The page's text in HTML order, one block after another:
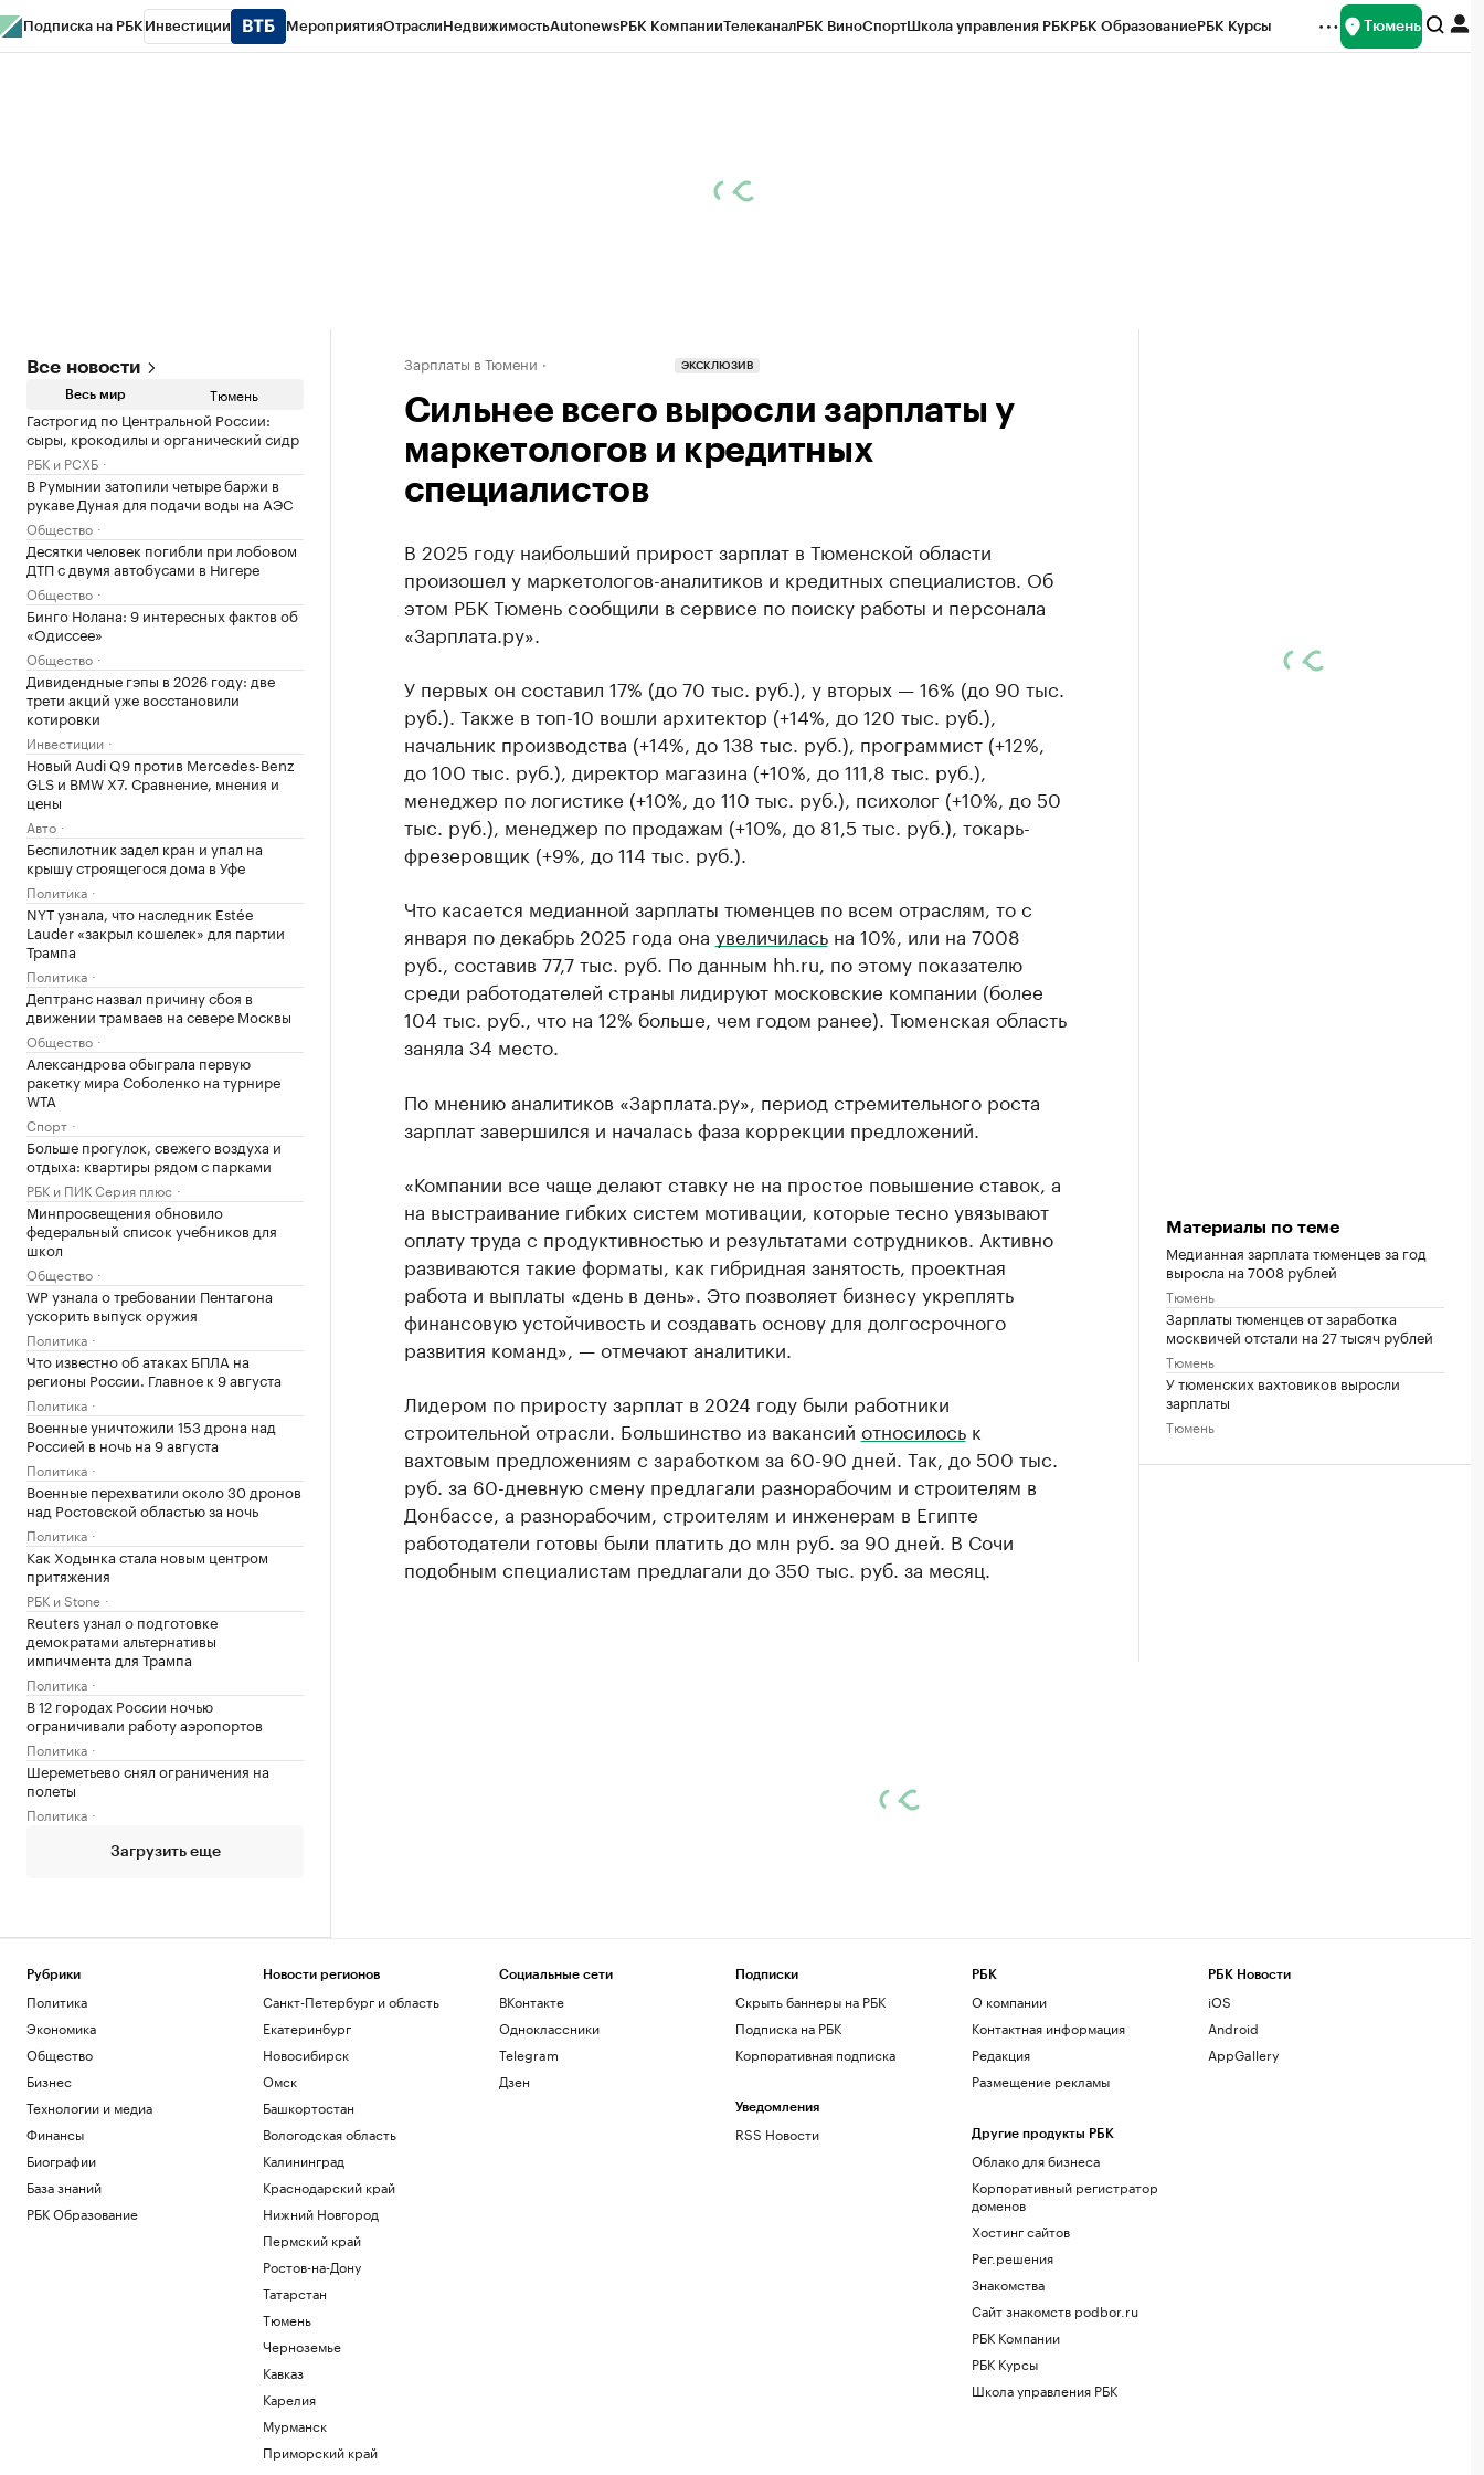
Подписка на РБК Инвестиции МероприятияОтраслиНедвижимостьAutonewsРБК КомпанииТелеканалРБК ВиноСпортШкола управления РБКРБК ОбразованиеРБК Курсы Тюмень
Все новости
Весь мир Тюмень
Гастрогид по Центральной России:
сыры, крокодилы и органический сидр
РБК и РСХБ
В Румынии затопили четыре баржи в
рукаве Дуная для подачи воды на АЭС
Общество
Десятки человек погибли при лобовом
ДТП с двумя автобусами в Нигере
Общество
Бинго Нолана: 9 интересных фактов об
«Одиссее»
Общество
Дивидендные гэпы в 2026 году: две
трети акций уже восстановили
котировки
Инвестиции
Новый Audi Q9 против Mercedes-Benz
GLS и BMW X7. Сравнение, мнения и
цены
Авто
Беспилотник задел кран и упал на
крышу строящегося дома в Уфе
Политика
NYT узнала, что наследник Estée
Lauder «закрыл кошелек» для партии
Трампа
Политика
Дептранс назвал причину сбоя в
движении трамваев на севере Москвы
Общество
Александрова обыграла первую
ракетку мира Соболенко на турнире
WTA
Спорт
Больше прогулок, свежего воздуха и
отдыха: квартиры рядом с парками
РБК и ПИК Серия плюс
Минпросвещения обновило
федеральный список учебников для
школ
Общество
WP узнала о требовании Пентагона
ускорить выпуск оружия
Политика
Что известно об атаках БПЛА на
регионы России. Главное к 9 августа
Политика
Военные уничтожили 153 дрона над
Россией в ночь на 9 августа
Политика
Военные перехватили около 30 дронов
над Ростовской областью за ночь
Политика
Как Ходынка стала новым центром
притяжения
РБК и Stone
Reuters узнал о подготовке
демократами альтернативы
импичмента для Трампа
Политика
В 12 городах России ночью
ограничивали работу аэропортов
Политика
Шереметьево снял ограничения на
полеты
Политика
Загрузить еще
Зарплаты в Тюмени ЭКСКЛЮЗИВ
Сильнее всего выросли зарплаты у
маркетологов и кредитных
специалистов
В 2025 году наибольший прирост зарплат в Тюменской области
произошел у маркетологов-аналитиков и кредитных специалистов. Об
этом РБК Тюмень сообщили в сервисе по поиску работы и персонала
«Зарплата.ру».
У первых он составил 17% (до 70 тыс. руб.), у вторых — 16% (до 90 тыс.
руб.). Также в топ-10 вошли архитектор (+14%, до 120 тыс. руб.),
начальник производства (+14%, до 138 тыс. руб.), программист (+12%,
до 100 тыс. руб.), директор магазина (+10%, до 111,8 тыс. руб.),
менеджер по логистике (+10%, до 110 тыс. руб.), психолог (+10%, до 50
тыс. руб.), менеджер по продажам (+10%, до 81,5 тыс. руб.), токарь-
фрезеровщик (+9%, до 114 тыс. руб.).
Что касается медианной зарплаты тюменцев по всем отраслям, то с
января по декабрь 2025 года она увеличиласьна 10%, или на 7008
руб., составив 77,7 тыс. руб. По данным hh.ru, по этому показателю
среди работодателей страны лидируют московские компании (более
104 тыс. руб., что на 12% больше, чем годом ранее). Тюменская область
заняла 34 место.
По мнению аналитиков «Зарплата.ру», период стремительного роста
зарплат завершился и началась фаза коррекции предложений.
«Компании все чаще делают ставку не на простое повышение ставок, а
на выстраивание гибких систем мотивации, которые тесно увязывают
оплату труда с продуктивностью и результатами сотрудников. Активно
развиваются такие форматы, как гибридная занятость, проектная
работа и выплаты «день в день». Это позволяет бизнесу укреплять
финансовую устойчивость и создавать основу для долгосрочного
развития команд», — отмечают аналитики.
Лидером по приросту зарплат в 2024 году были работники
строительной отрасли. Большинство из вакансий относилоськ
вахтовым предложениям с заработком за 60-90 дней. Так, до 500 тыс.
руб. за 60-дневную смену предлагали разнорабочим и строителям в
Донбассе, а разнорабочим, строителям и инженерам в Египте
работодатели готовы были платить до млн руб. за 90 дней. В Сочи
подобным специалистам предлагали до 350 тыс. руб. за месяц.
Материалы по теме
Медианная зарплата тюменцев за год
выросла на 7008 рублей
Тюмень
Зарплаты тюменцев от заработка
москвичей отстали на 27 тысяч рублей
Тюмень
У тюменских вахтовиков выросли
зарплаты
Тюмень
Рубрики
Политика
Экономика
Общество
Бизнес
Технологии и медиа
Финансы
Биографии
База знаний
РБК Образование
Новости регионов
Санкт-Петербург и область
Екатеринбург
Новосибирск
Омск
Башкортостан
Вологодская область
Калининград
Краснодарский край
Нижний Новгород
Пермский край
Ростов-на-Дону
Татарстан
Тюмень
Черноземье
Кавказ
Карелия
Мурманск
Приморский край
Социальные сети
ВКонтакте
Одноклассники
Telegram
Дзен
Подписки
Скрыть баннеры на РБК
Подписка на РБК
Корпоративная подписка
Уведомления
RSS Новости
РБК
О компании
Контактная информация
Редакция
Размещение рекламы
Другие продукты РБК
Облако для бизнеса
Корпоративный регистратор
доменов
Хостинг сайтов
Рег.решения
Знакомства
Сайт знакомств podbor.ru
РБК Компании
РБК Курсы
Школа управления РБК
РБК Новости
iOS
Android
AppGallery